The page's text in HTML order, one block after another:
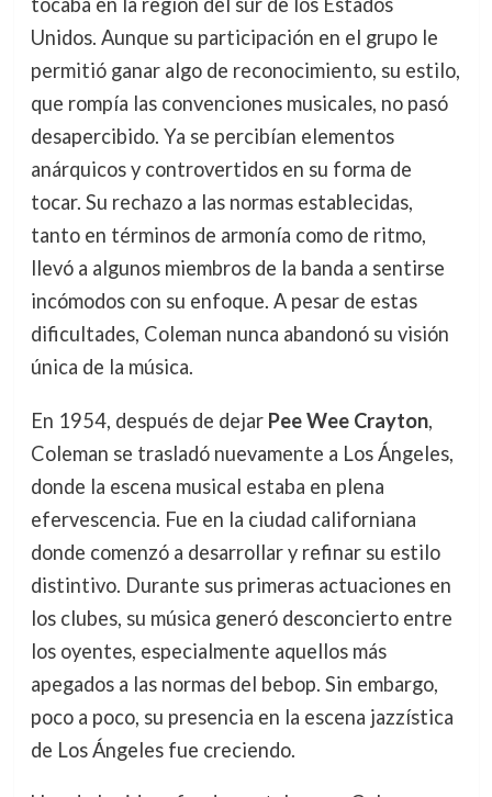
tocaba en la región del sur de los Estados
Unidos. Aunque su participación en el grupo le
permitió ganar algo de reconocimiento, su estilo,
que rompía las convenciones musicales, no pasó
desapercibido. Ya se percibían elementos
anárquicos y controvertidos en su forma de
tocar. Su rechazo a las normas establecidas,
tanto en términos de armonía como de ritmo,
llevó a algunos miembros de la banda a sentirse
incómodos con su enfoque. A pesar de estas
dificultades, Coleman nunca abandonó su visión
única de la música.
En 1954, después de dejar Pee Wee Crayton,
Coleman se trasladó nuevamente a Los Ángeles,
donde la escena musical estaba en plena
efervescencia. Fue en la ciudad californiana
donde comenzó a desarrollar y refinar su estilo
distintivo. Durante sus primeras actuaciones en
los clubes, su música generó desconcierto entre
los oyentes, especialmente aquellos más
apegados a las normas del bebop. Sin embargo,
poco a poco, su presencia en la escena jazzística
de Los Ángeles fue creciendo.